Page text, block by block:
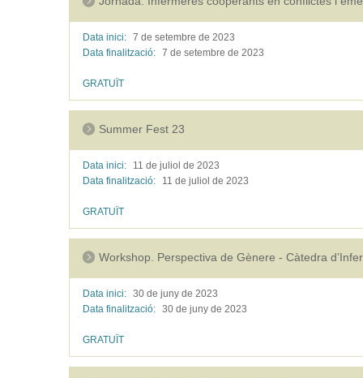
Data inici: 7 de setembre de 2023
Data finalització: 7 de setembre de 2023
GRATUÏT
Summer Fest 23
Data inici: 11 de juliol de 2023
Data finalització:
11 de juliol de 2023
GRATUÏT
Workshop. Perspectiva de Gènere - Càtedra
Data inici: 30 de juny de 2023
Data finalització: 30 de juny de 2023
GRATUÏT